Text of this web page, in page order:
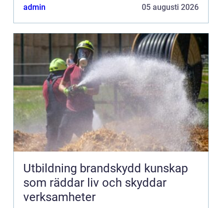
admin 05 augusti 2026
Utbildning brandskydd kunskap
som räddar liv och skyddar
verksamheter